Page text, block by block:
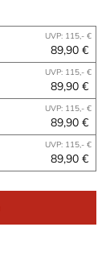
UVP: 115,- €
89,90 €
UVP: 115,- €
89,90 €
UVP: 115,- €
89,90 €
UVP: 115,- €
89,90 €